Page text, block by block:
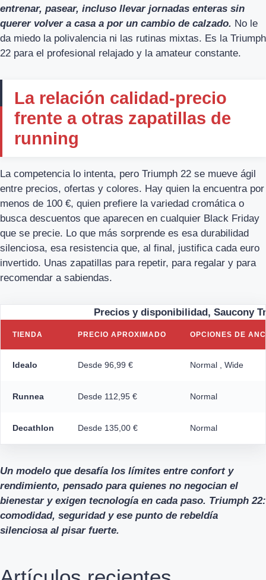
entrenar, pasear, incluso llevar jornadas enteras sin
querer volver a casa a por un cambio de calzado. No le
da miedo la polivalencia ni las rutinas mixtas. Es la Triumph
22 para el profesional relajado y la amateur constante.
La relación calidad-precio
frente a otras zapatillas de
running
La competencia lo intenta, pero Triumph 22 se mueve ágil
entre precios, ofertas y colores. Hay quien la encuentra por
menos de 100 €, quien prefiere la variedad cromática o
busca descuentos que aparecen en cualquier Black Friday
que se precie. Lo que más sorprende es esa durabilidad
silenciosa, esa resistencia que, al final, justifica cada euro
invertido. Unas zapatillas para repetir, para regalar y para
recomendar a sabiendas.
Precios y disponibilidad, Saucony
TIENDA PRECIO APROXIMADO OPCIONES DE
Idealo Desde 96,99 € Normal , Wide
Runnea Desde 112,95 € Normal
Decathlon Desde 135,00 € Normal
Un modelo que desafía los límites entre confort y
rendimiento, pensado para quienes no negocian el
bienestar y exigen tecnología en cada paso. Triumph 22:
comodidad, seguridad y ese punto de rebeldía
silenciosa al pisar fuerte.